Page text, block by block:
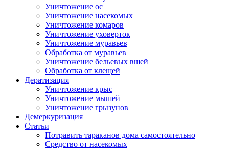
Уничтожение ос
Уничтожение насекомых
Уничтожение комаров
Уничтожение уховерток
Уничтожение муравьев
Обработка от муравьев
Уничтожение бельевых вшей
Обработка от клещей
Дератизация
Уничтожение крыс
Уничтожение мышей
Уничтожение грызунов
Демеркуризация
Статьи
Потравить тараканов дома самостоятельно
Средство от насекомых